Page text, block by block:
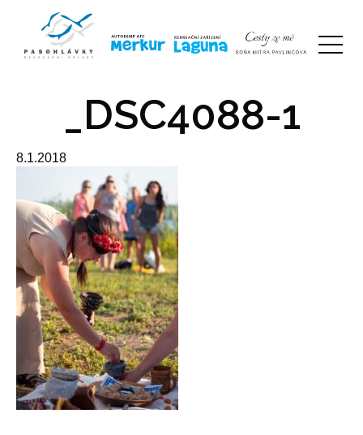
_DSC4088-1
8.1.2018